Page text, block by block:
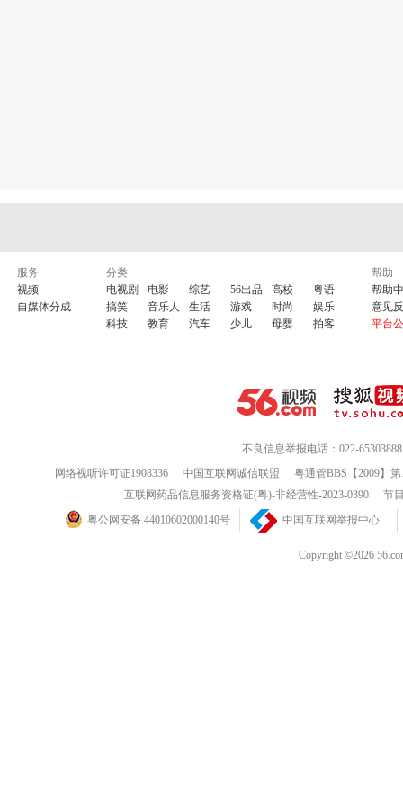
服务
视频
自媒体分成
分类
电视剧
电影 综艺 56出品 高校
粤语
搞笑
音乐人 生活 游戏 时尚
娱乐
科技
教育 汽车 少儿 母婴 拍客
帮助
帮助
意见
平台
不良信息举报电话：022-65303888
网络视听许可证1908336
中国互联网诚信联盟
粤通管BBS【2009】
互联网药品信息服务资格证(粤)-非经营性-2023-0390
节
粤公网安备 44010602000140号
中国互联网举报中心
Copyright ©2026